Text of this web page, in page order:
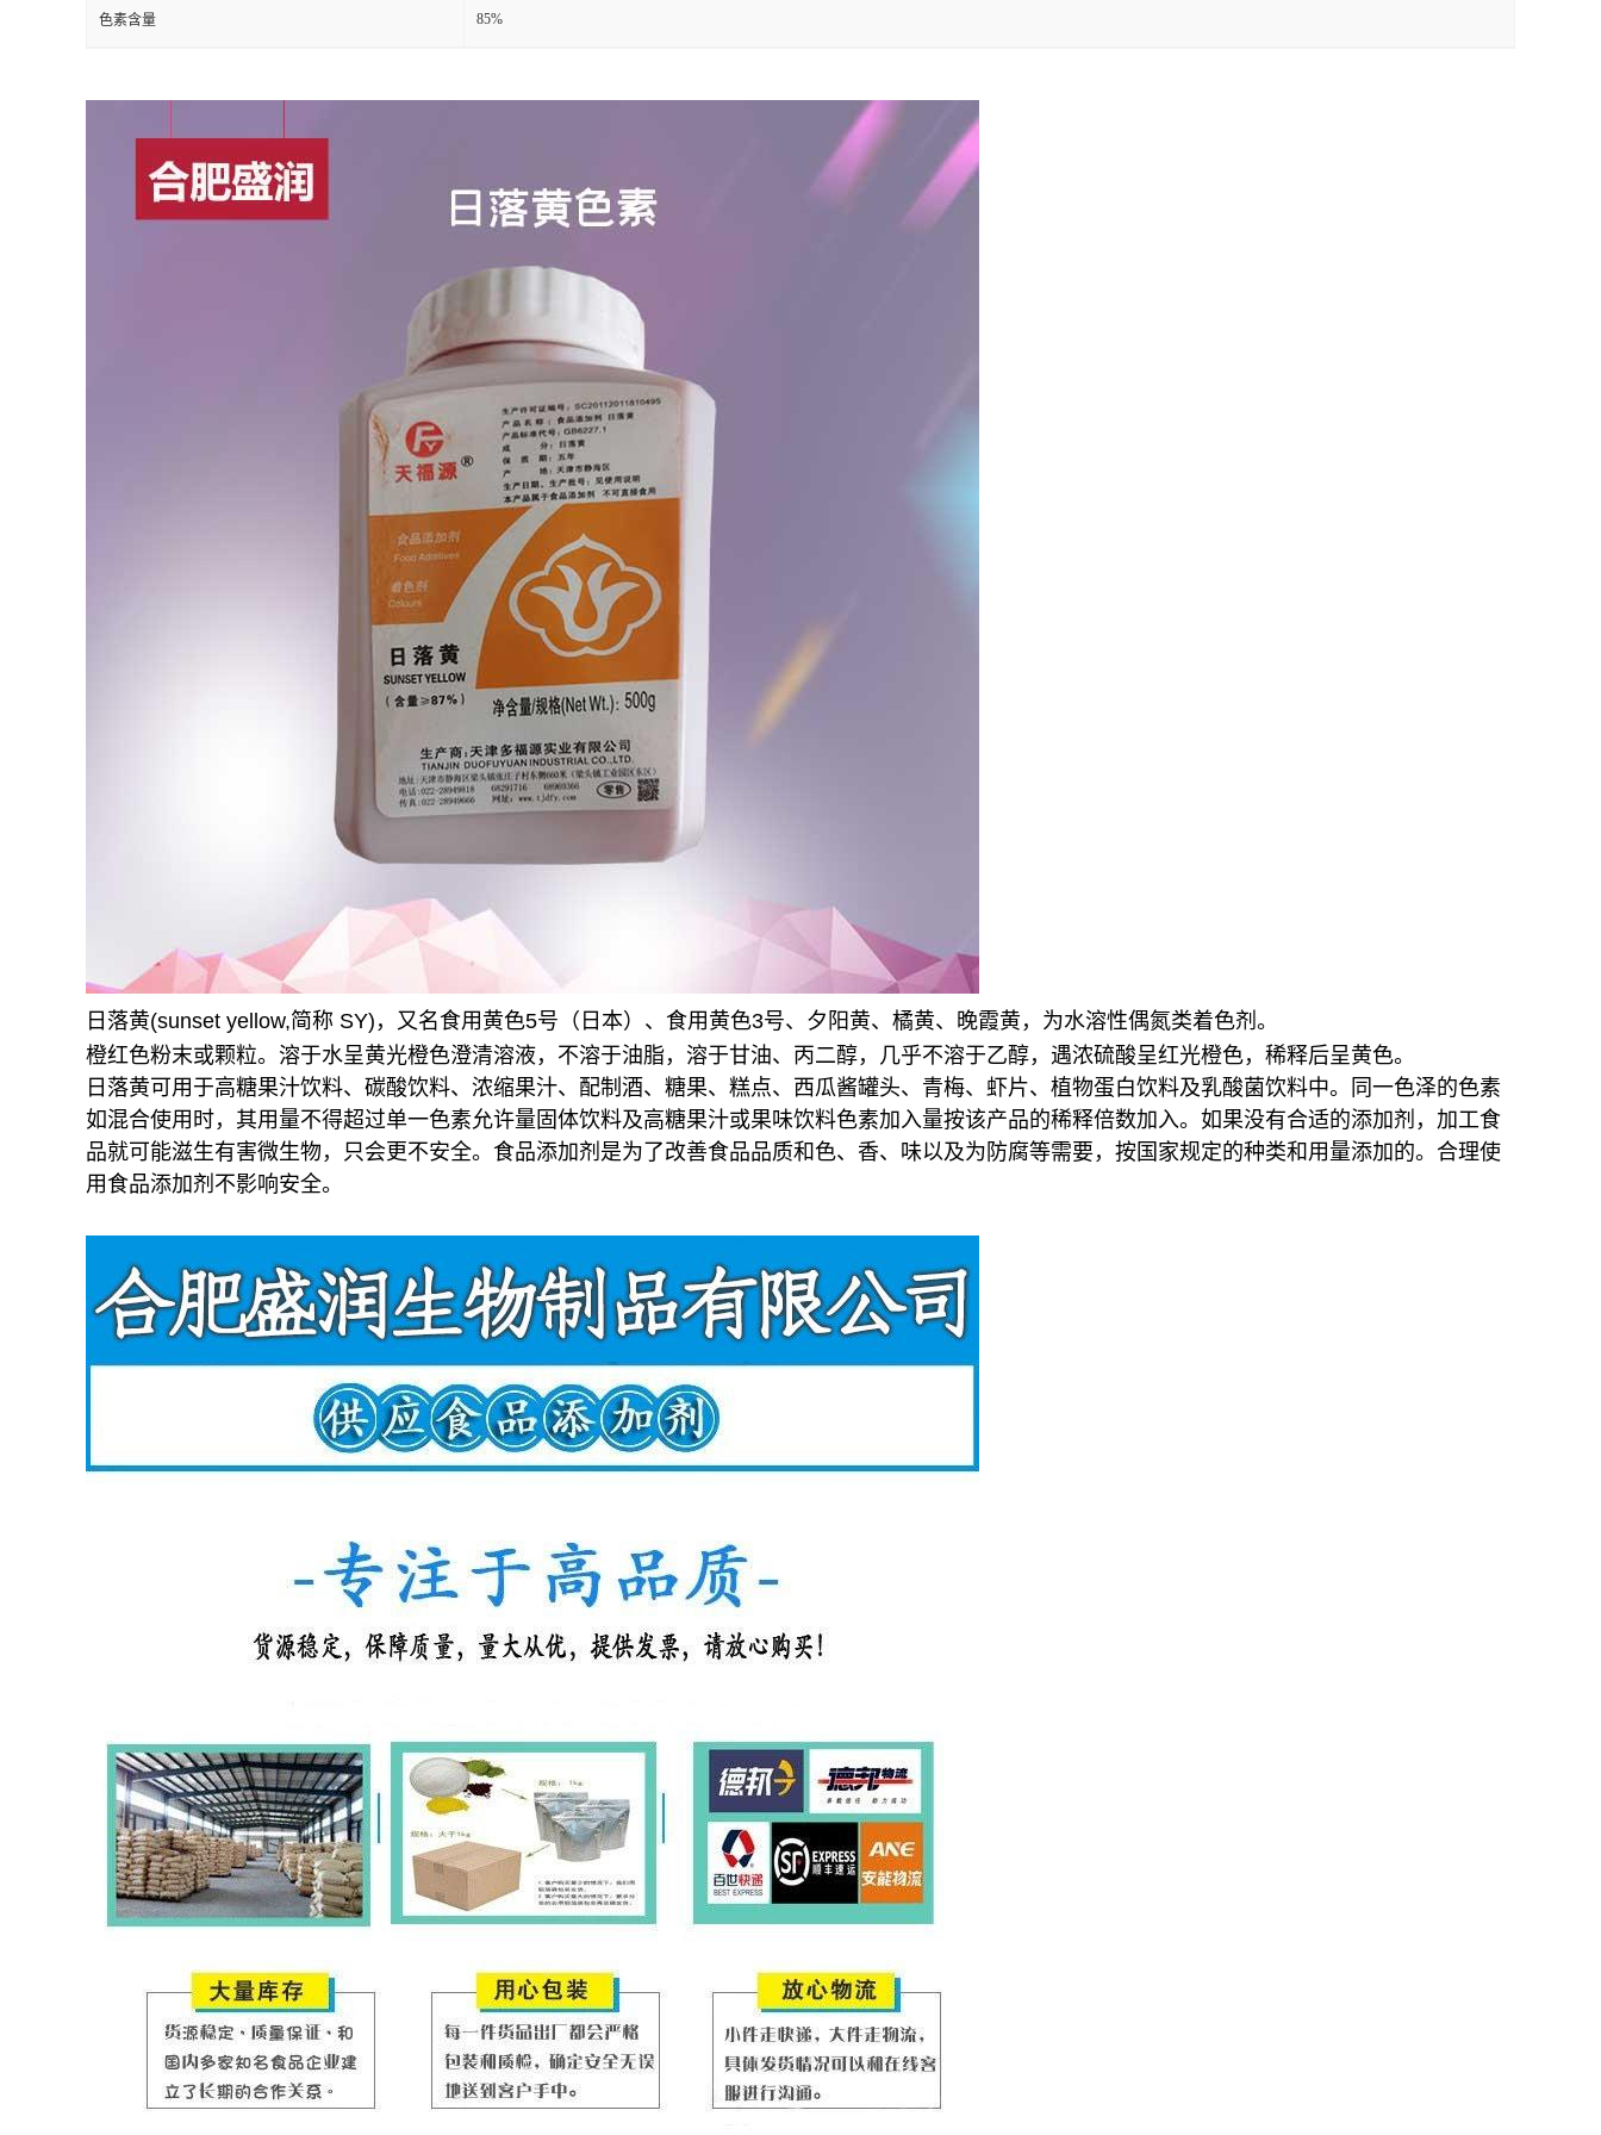
色素含量 85%
日落黄(sunset yellow,简称 SY)，又名食用黄色5号（日本）、食用黄色3号、夕阳黄、橘黄、晚霞黄，为水溶性偶氮类着色剂。
橙红色粉末或颗粒。溶于水呈黄光橙色澄清溶液，不溶于油脂，溶于甘油、丙二醇，几乎不溶于乙醇，遇浓硫酸呈红光橙色，稀释后呈黄色。
日落黄可用于高糖果汁饮料、碳酸饮料、浓缩果汁、配制酒、糖果、糕点、西瓜酱罐头、青梅、虾片、植物蛋白饮料及乳酸菌饮料中。
同一色泽的色素
如混合使用时，其用量不得超过单一色素允许量固体饮料及高糖果汁或果味饮料色素加入量按该产品的稀释倍数加入。如果没有合适的添加剂，加工食
品就可能滋生有害微生物，只会更不安全。食品添加剂是为了改善食品品质和色、香、味以及为防腐等需要，按国家规定的种类和用量添加的。合理使
用食品添加剂不影响安全。